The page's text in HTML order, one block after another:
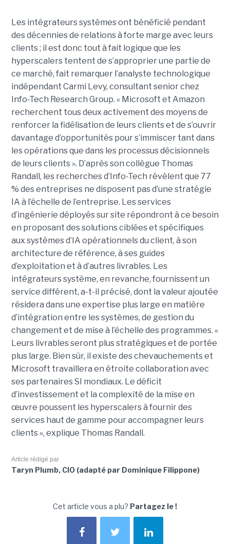
Les intégrateurs systèmes ont bénéficié pendant
des décennies de relations à forte marge avec leurs
clients ; il est donc tout à fait logique que les
hyperscalers tentent de s’approprier une partie de
ce marché, fait remarquer l’analyste technologique
indépendant Carmi Levy, consultant senior chez
Info-Tech Research Group. « Microsoft et Amazon
recherchent tous deux activement des moyens de
renforcer la fidélisation de leurs clients et de s’ouvrir
davantage d’opportunités pour s’immiscer tant dans
les opérations que dans les processus décisionnels
de leurs clients ». D’après son collègue Thomas
Randall, les recherches d’Info-Tech révèlent que 77
% des entreprises ne disposent pas d’une stratégie
IA à l’échelle de l’entreprise. Les services
d’ingénierie déployés sur site répondront à ce besoin
en proposant des solutions ciblées et spécifiques
aux systèmes d’IA opérationnels du client, à son
architecture de référence, à ses guides
d’exploitation et à d’autres livrables. Les
intégrateurs système, en revanche, fournissent un
service différent, a-t-il précisé, dont la valeur ajoutée
résidera dans une expertise plus large en matière
d’intégration entre les systèmes, de gestion du
changement et de mise à l’échelle des programmes. «
Leurs livrables seront plus stratégiques et de portée
plus large. Bien sûr, il existe des chevauchements et
Microsoft travaillera en étroite collaboration avec
ses partenaires SI mondiaux. Le déficit
d’investissement et la complexité de la mise en
œuvre poussent les hyperscalers à fournir des
services haut de gamme pour accompagner leurs
clients », explique Thomas Randall.
Article rédigé par
Taryn Plumb, CIO (adapté par Dominique Filippone)
Cet article vous a plu? Partagez le !